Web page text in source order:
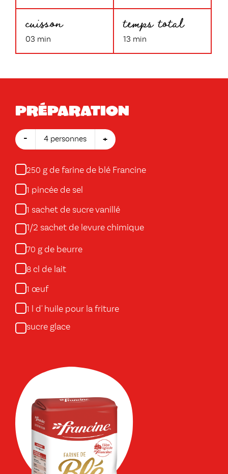
cuisson
03 min
temps total
13 min
Préparation
- 4 personnes +
250 g de farine de blé Francine
1 pincée de sel
1 sachet de sucre vanillé
1/2 sachet de levure chimique
70 g de beurre
8 cl de lait
1 œuf
1
l d' huile pour la friture
sucre glace